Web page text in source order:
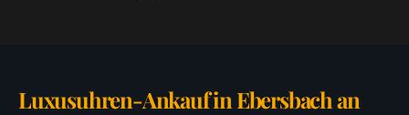
Luxusuhren-Ankauf in Ebersbach an